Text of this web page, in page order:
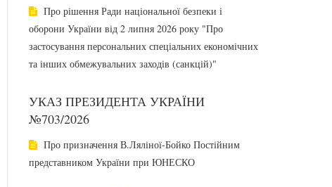
Про рішення Ради національної безпеки і
оборони України від 2 липня 2026 року "Про
застосування персональних спеціальних економічних
та інших обмежувальних заходів (санкцій)"
УКАЗ ПРЕЗИДЕНТА УКРАЇНИ
№703/2026
Про призначення В.Ляліної-Бойко Постійним
представником України при ЮНЕСКО